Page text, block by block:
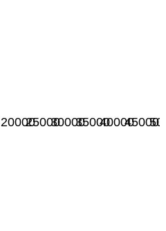
200002500030000350004000045000